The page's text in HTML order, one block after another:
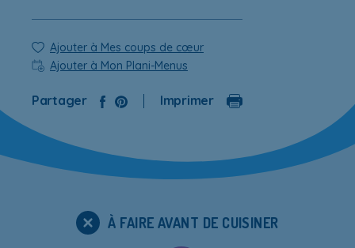
Ajouter à Mes coups de cœur
Ajouter à Mon Plani-Menus
Partager Imprimer
À FAIRE AVANT DE CUISINER